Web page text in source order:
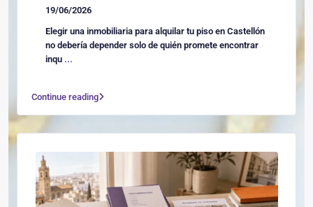
19/06/2026
Elegir una inmobiliaria para alquilar tu piso en Castellón
no debería depender solo de quién promete encontrar
inqu ...
Continue reading